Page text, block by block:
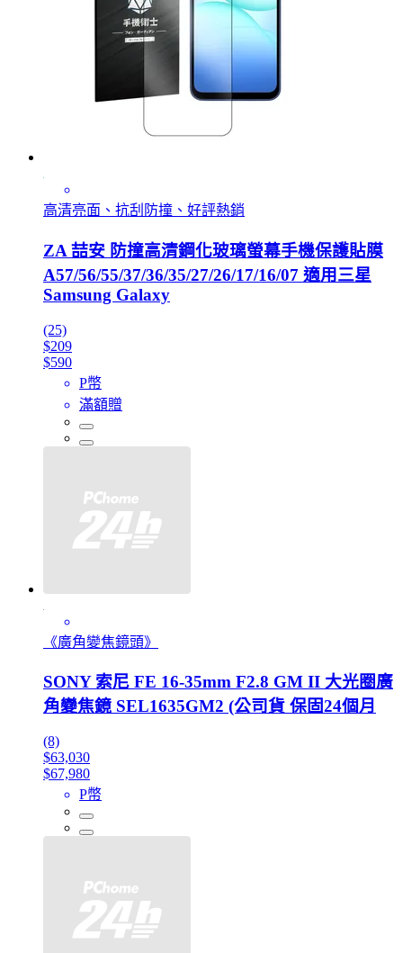
高清亮面、抗刮防撞、好評熱銷
ZA 喆安 防撞高清鋼化玻璃螢幕手機保護貼膜
A57/56/55/37/36/35/27/26/17/16/07 適用三星
Samsung Galaxy
(25)
$209
$590
P幣
滿額贈
《廣角變焦鏡頭》
SONY 索尼 FE 16-35mm F2.8 GM II 大光圈廣
角變焦鏡 SEL1635GM2 (公司貨 保固24個月
(8)
$63,030
$67,980
P幣